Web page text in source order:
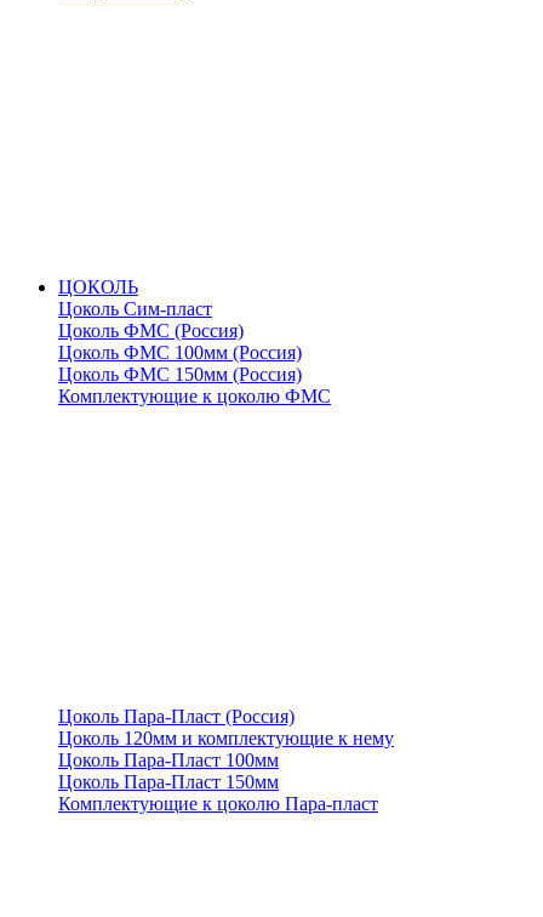
ЦОКОЛЬ
Цоколь Сим-пласт
Цоколь ФМС (Россия)
Цоколь ФМС 100мм (Россия)
Цоколь ФМС 150мм (Россия)
Комплектующие к цоколю ФМС
Цоколь Пара-Пласт (Россия)
Цоколь 120мм и комплектующие к нему
Цоколь Пара-Пласт 100мм
Цоколь Пара-Пласт 150мм
Комплектующие к цоколю Пара-пласт